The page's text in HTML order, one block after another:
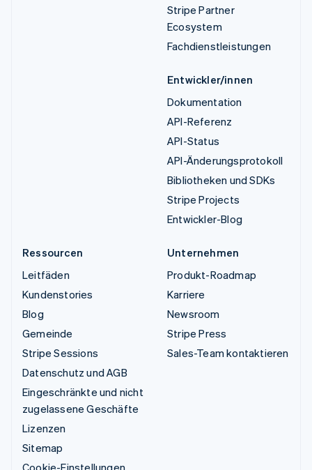
Stripe Partner
Ecosystem
Fachdienstleistungen
Entwickler/innen
Dokumentation
API-Referenz
API-Status
API-Änderungsprotokoll
Bibliotheken und SDKs
Stripe Projects
Entwickler-Blog
Ressourcen
Leitfäden
Kundenstories
Blog
Gemeinde
Stripe Sessions
Datenschutz und AGB
Eingeschränkte und nicht
zugelassene Geschäfte
Lizenzen
Sitemap
Unternehmen
Produkt-Roadmap
Karriere
Newsroom
Stripe Press
Sales-Team kontaktieren